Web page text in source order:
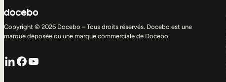
Copyright © 2026 Docebo – Tous droits réservés. Docebo est une
marque déposée ou une marque commerciale de Docebo.
LinkedIn
Facebook
YouTube